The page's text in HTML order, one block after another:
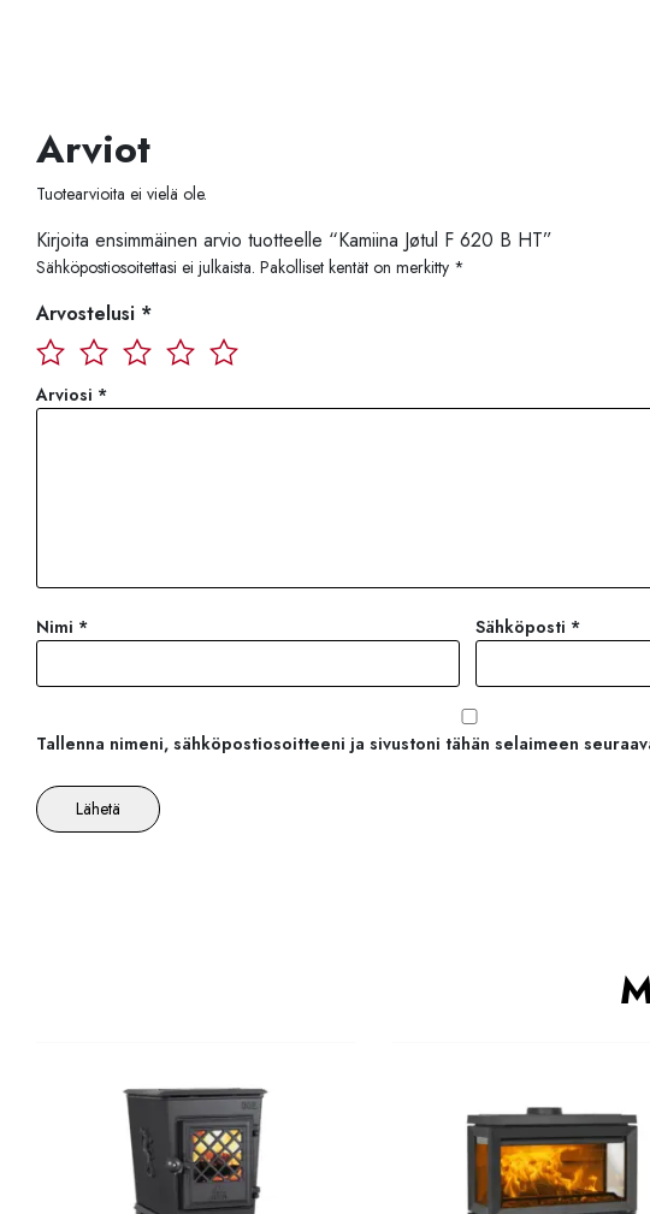
Arviot
Tuotearvioita ei vielä ole.
Kirjoita ensimmäinen arvio tuotteelle “Kamiina Jøtul F 620 B HT”
Sähköpostiosoitettasi ei julkaista. Pakolliset kentät on merkitty *
Arvostelusi *
Arviosi *
Nimi * Sähköposti *
Tallenna nimeni, sähköpostiosoitteeni ja sivustoni tähän selaimeen